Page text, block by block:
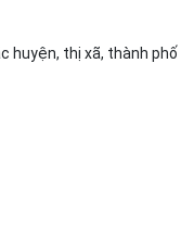
huyện, thị xã, thành phố